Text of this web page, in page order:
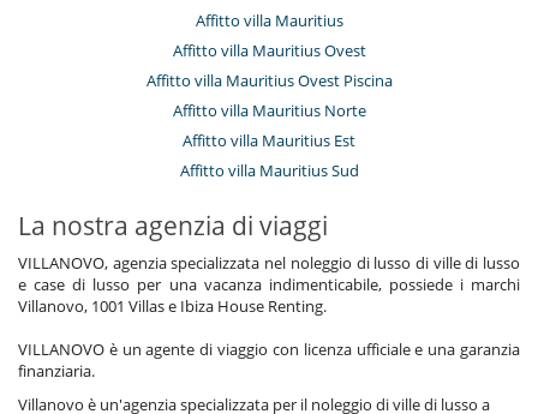
Affitto villa Mauritius
Affitto villa Mauritius Ovest
Affitto villa Mauritius Ovest Piscina
Affitto villa Mauritius Norte
Affitto villa Mauritius Est
Affitto villa Mauritius Sud
La nostra agenzia di viaggi
VILLANOVO, agenzia specializzata nel noleggio di lusso di ville di lusso
e case di lusso per una vacanza indimenticabile, possiede i marchi
Villanovo, 1001 Villas e Ibiza House Renting.
VILLANOVO è un agente di viaggio con licenza ufficiale e una garanzia
finanziaria.
Villanovo è un'agenzia specializzata per il noleggio di ville di lusso a